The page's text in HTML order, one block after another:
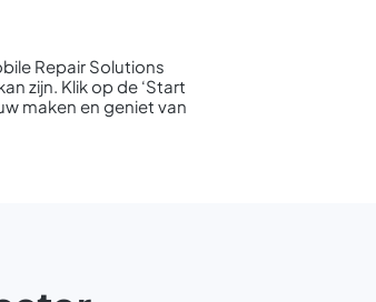
Repair Solutions
zijn. Klik op de ‘Start
maken en geniet van